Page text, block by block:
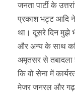
जनता पार्टी के
प्रकाश भट्ट आदि
था। दूसरे दिन मुझे
और अन्य के साथ
अमृतसर से तबादला
कि वो सेना में
मेजर जनरल और